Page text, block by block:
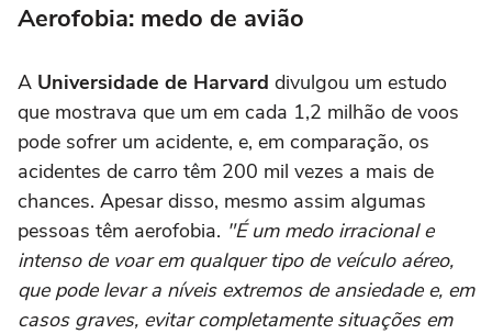
Aerofobia: medo de avião
A Universidade de Harvard divulgou um estudo
que mostrava que um em cada 1,2 milhão de voos
pode sofrer um acidente, e, em comparação, os
acidentes de carro têm 200 mil vezes a mais de
chances. Apesar disso, mesmo assim algumas
pessoas têm aerofobia. "É um medo irracional e
intenso de voar em qualquer tipo de veículo aéreo,
que pode levar a níveis extremos de ansiedade e, em
casos graves, evitar completamente situações em